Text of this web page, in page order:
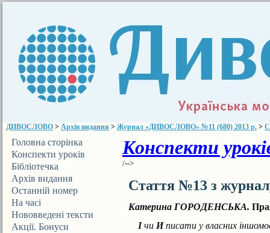
ДИВОСЛОВО > Архів видання > Журнал «ДИВОСЛОВО» №11 (680) 2013 р. >
Головна сторінка
Конспекти уроків
Бібліотечка
ДИВОСЛОВА
Архів видання
Останній номер
На часі
Нововведені тексти
Акції. Бонуси
Конспекти
/-->
Стаття №13 з
Катерина ГОРОДЕНСЬКА.
Ічи Иписати у власних